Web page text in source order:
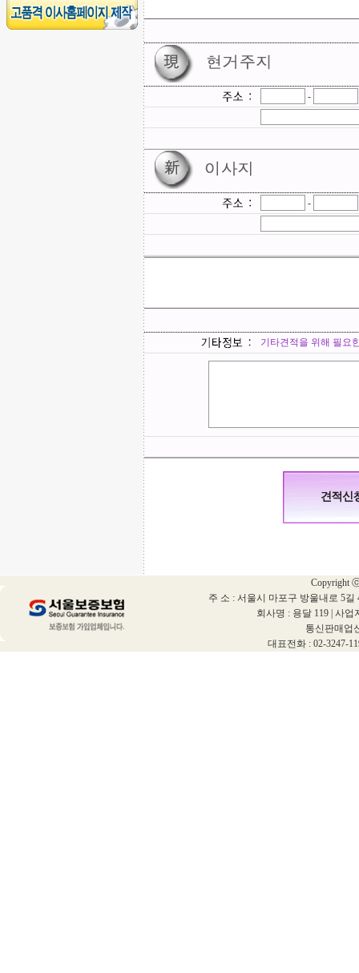
-
-
기타견적을 위해 필요
Copyright
주 소 : 서울시 마포구 방울내로 5
회사명 : 용달 119 | 사업
통신판매업
대표전화 : 02-3247-